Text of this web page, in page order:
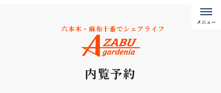
六本木・麻布十番でシェアライフ
内覧予約